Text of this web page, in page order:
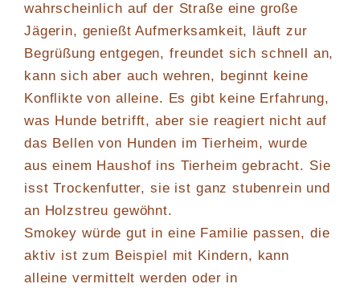
wahrscheinlich auf der Straße eine große
Jägerin, genießt Aufmerksamkeit, läuft zur
Begrüßung entgegen, freundet sich schnell an,
kann sich aber auch wehren, beginnt keine
Konflikte von alleine. Es gibt keine Erfahrung,
was Hunde betrifft, aber sie reagiert nicht auf
das Bellen von Hunden im Tierheim, wurde
aus einem Haushof ins Tierheim gebracht. Sie
isst Trockenfutter, sie ist ganz stubenrein und
an Holzstreu gewöhnt.
Smokey würde gut in eine Familie passen, die
aktiv ist zum Beispiel mit Kindern, kann
alleine vermittelt werden oder in